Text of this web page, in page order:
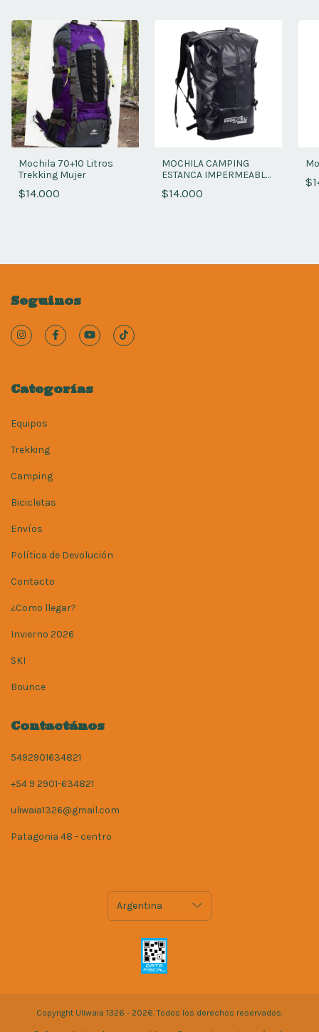
Mochila 70+10 Litros
Trekking Mujer
$14.000
MOCHILA CAMPING
ESTANCA IMPERMEABLE
28 LTS
$14.000
Seguinos
Categorías
Equipos
Trekking
Camping
Bicicletas
Envíos
Política de Devolución
Contacto
¿Como llegar?
Invierno 2026
SKI
Bounce
Contactános
5492901634821
+54 9 2901-634821
uliwaia1326@gmail.com
Patagonia 48 - centro
Copyright Uliwaia 1326 - 2026. Todos los derechos reservados.